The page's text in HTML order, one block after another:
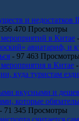
и недостатков
470 Просмотры
в Китае
авиатариф, и
- 97 463 Просмотры
в Китае
куда туристам
вкусными и
которые
- 71 345 Просмотры